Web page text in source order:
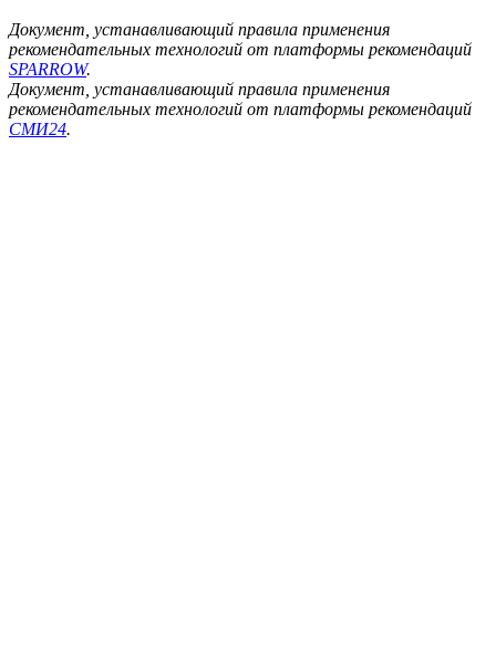
Документ, устанавливающий правила применения
рекомендательных технологий от платформы рекомендаций
SPARROW.
Документ, устанавливающий правила применения
рекомендательных технологий от платформы рекомендаций
СМИ24.